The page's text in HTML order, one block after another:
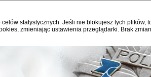
statystycznych. Jeśli nie blokujesz tych plików,
zmieniając ustawienia przeglądarki. Brak